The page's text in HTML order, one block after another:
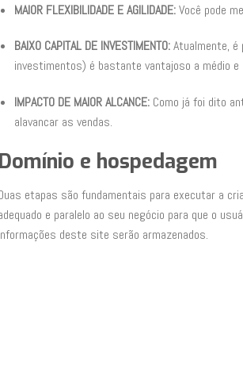
MAIOR FLEXIBILIDADE E AGILIDADE:Você pode
BAIXO CAPITAL DE INVESTIMENTO:Atualmente, é
investimentos) é bastante vantajoso a médio e
IMPACTO DE MAIOR ALCANCE: Como já foi dito
alavancar as vendas.
Domínio e hospedagem
etapas são fundamentais para executar a
e paralelo ao seu negócio para que o
deste site serão armazenados.